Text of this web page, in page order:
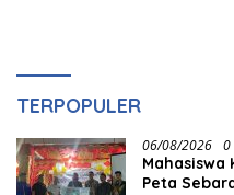
TERPOPULER
06/08/2026 0
Mahasiswa
Peta